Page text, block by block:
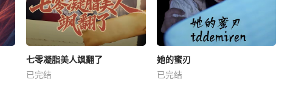
七零凝脂美人飒翻了
已完结
她的蜜刃
已完结